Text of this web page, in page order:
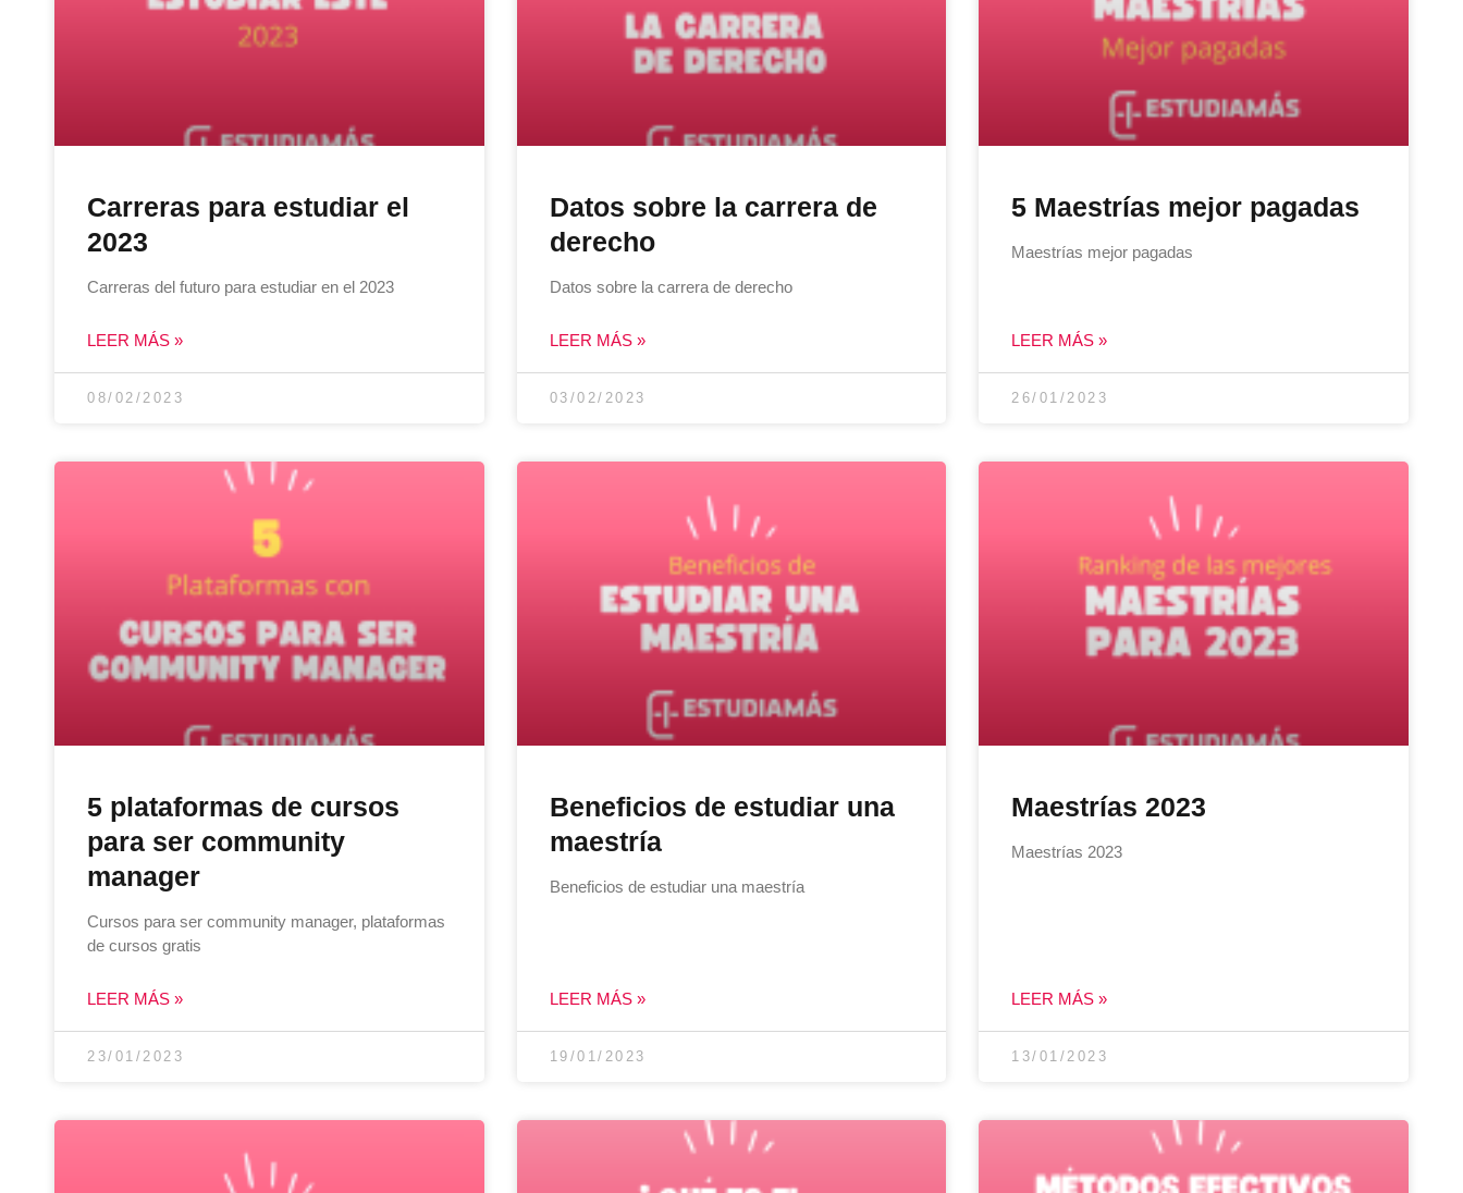
Carreras para estudiar el
2023
Carreras del futuro para estudiar en el 2023
LEER MÁS »
08/02/2023
Datos sobre la carrera de
derecho
Datos sobre la carrera de derecho
LEER MÁS »
03/02/2023
5 Maestrías mejor pagadas
Maestrías mejor pagadas
LEER MÁS »
26/01/2023
5 plataformas de cursos
para ser community
manager
Cursos para ser community manager, plataformas
de cursos gratis
LEER MÁS »
23/01/2023
Beneficios de estudiar una
maestría
Beneficios de estudiar una maestría
LEER MÁS »
19/01/2023
Maestrías 2023
Maestrías 2023
LEER MÁS »
13/01/2023